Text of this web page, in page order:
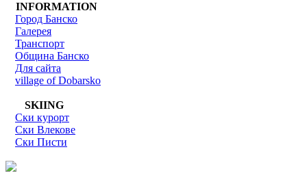
INFORMATION
Город Банско
Галерея
Транспорт
Община Банско
Для сайта
village of Dobarsko
SKIING
Ски курорт
Ски Влекове
Ски Писти